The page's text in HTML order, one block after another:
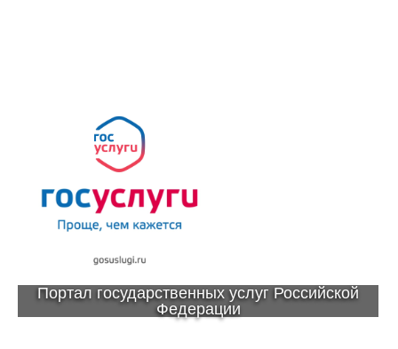
Портал государственных услуг Российской
Федерации